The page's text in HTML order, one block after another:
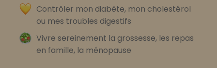
Contrôler mon diabète, mon cholestérol
ou mes troubles digestifs
Vivre sereinement la grossesse, les repas
en famille, la ménopause